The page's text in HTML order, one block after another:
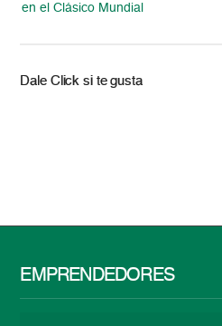
en el Clásico Mundial
Dale Click si te gusta
EMPRENDEDORES